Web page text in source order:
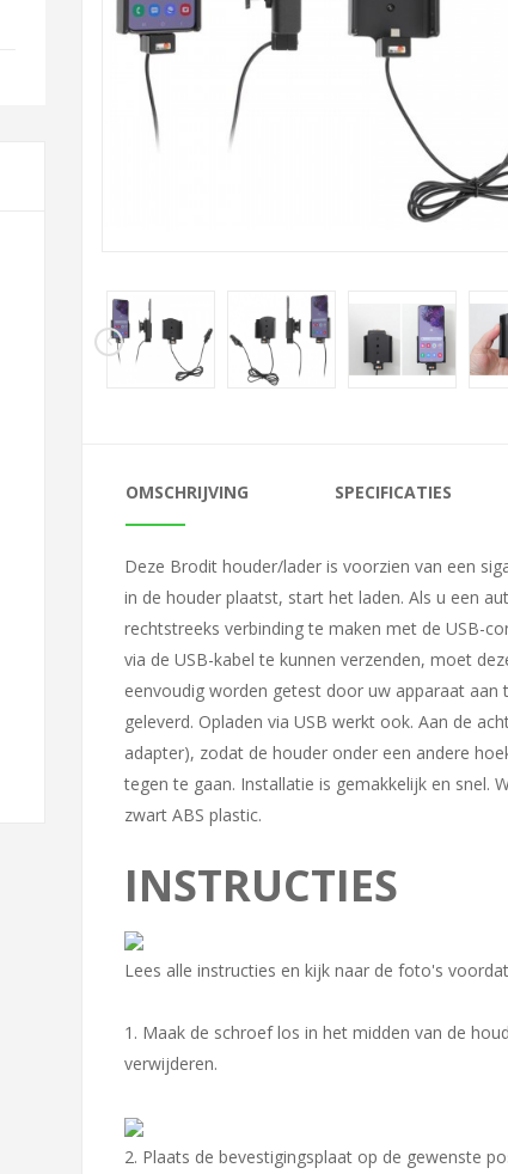
OMSCHRIJVING SPECIFICATIES
Deze Brodit houder/lader is voorzien van een
in de houder plaatst, start het laden. Als u een
rechtstreeks verbinding te maken met de USB-
via de USB-kabel te kunnen verzenden, moet
eenvoudig worden getest door uw apparaat
geleverd. Opladen via USB werkt ook. Aan de
adapter), zodat de houder onder een andere
tegen te gaan. Installatie is gemakkelijk en snel.
zwart ABS plastic.
INSTRUCTIES
Lees alle instructies en kijk naar de foto's
1. Maak de schroef los in het midden van de
verwijderen.
2. Plaats de bevestigingsplaat op de gewenste